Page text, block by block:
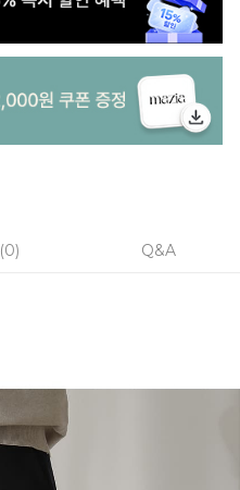
0 Q&A